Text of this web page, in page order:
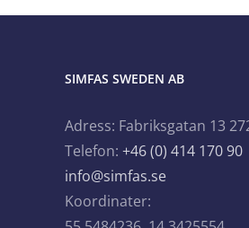
SIMFAS SWEDEN AB
Adress: Fabriksgatan 13
Telefon: +46 (0) 414 170 90
info@simfas.se
Koordinater: